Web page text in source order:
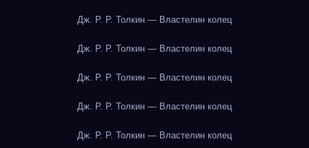
Дж. Р. Р. Толкин — Властелин колец
Дж. Р. Р. Толкин — Властелин колец
Дж. Р. Р. Толкин — Властелин колец
Дж. Р. Р. Толкин — Властелин колец
Дж. Р. Р. Толкин — Властелин колец